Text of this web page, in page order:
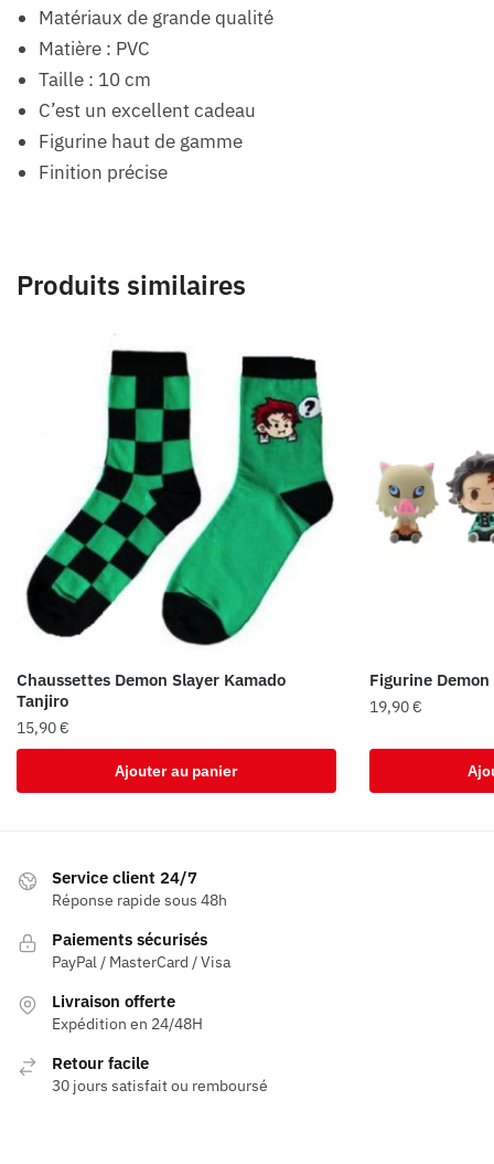
Matériaux de grande qualité
Matière : PVC
Taille : 10 cm
C’est un excellent cadeau
Figurine haut de gamme
Finition précise
Produits similaires
Chaussettes Demon Slayer Kamado
Tanjiro
15,90€
Ajouter au panier
Figurine
19,90€
Service client 24/7
Réponse rapide sous 48h
Paiements sécurisés
PayPal / MasterCard / Visa
Livraison offerte
Expédition en 24/48H
Retour facile
30 jours satisfait ou remboursé